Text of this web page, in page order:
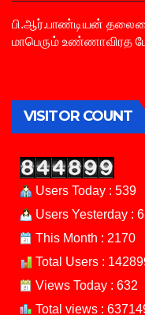
பி.ஆர்.பாண்டியன்
மாபெரும் உண்ணாவிரத
VISITOR COUNT
Users Today : 539
Users Yesterday :
This Month : 2170
Total Users :
Views Today : 632
Total views :